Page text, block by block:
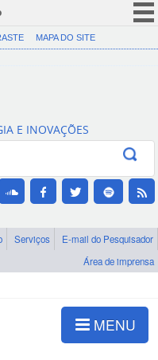
CORONAVÍRUS (COVID-19)
Canais
MAPA DO SITE
E INOVAÇÕES
Serviços
E-mail do Pesquisador
Área de imprensa
MENU